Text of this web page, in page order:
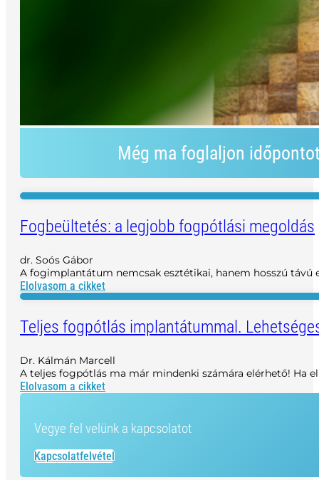
Még ma foglaljon
Fogbeültetés: a legjobb fogpótlási megoldás
dr. Soós Gábor
A fogimplantátum nemcsak esztétikai, hanem hosszú távú
Elolvasom a cikket
Teljes fogpótlás implantátummal.
Dr. Kálmán Marcell
A teljes fogpótlás ma már mindenki számára elérhető! Ha
Elolvasom a cikket
Vegye fel velünk a kapcsolatot
Kapcsolatfelvétel